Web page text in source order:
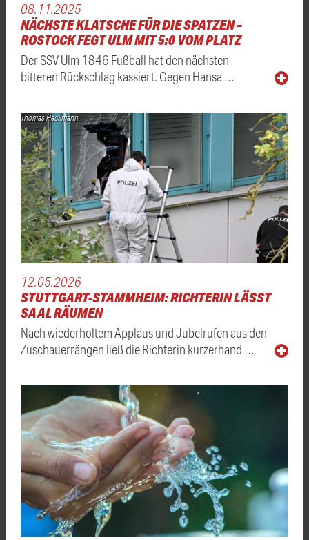
08.11.2025
NÄCHSTE KLATSCHE FÜR DIE SPATZEN –
ROSTOCK FEGT ULM MIT 5:0 VOM PLATZ
Der SSV Ulm 1846 Fußball hat den nächsten
bitteren Rückschlag kassiert. Gegen Hansa …
Thomas Heckmann
12.05.2026
STUTTGART-STAMMHEIM: RICHTERIN LÄSST
SAAL RÄUMEN
Nach wiederholtem Applaus und Jubelrufen aus den
Zuschauerrängen ließ die Richterin kurzerhand …